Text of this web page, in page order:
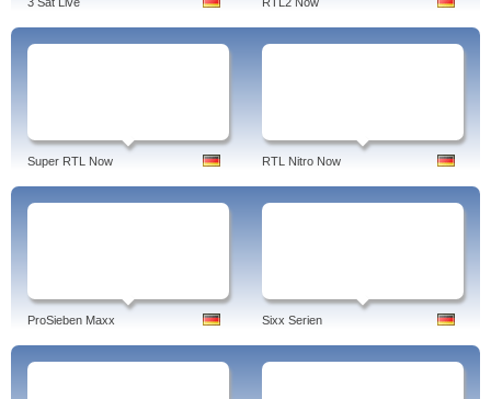
Super RTL Now RTL Nitro Now
ProSieben Maxx Sixx Serien